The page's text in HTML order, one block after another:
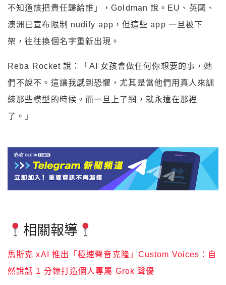
不知道該把責任歸給誰」，Goldman 說。EU、英國、
澳洲已宣布限制 nudify app，但這些 app 一旦被下
架，往往換個名字重新出現。
Reba Rocket 說：「AI 女孩會做任何你想要的事，她
們不說不。這讓我感到恐懼，尤其是當他們用真人來訓
練那些模型的時候。而一旦上了網，就永遠在那裡
了。」
相關報導
馬斯克 xAI 推出「極速聲音克隆」Custom Voices：自
然說話 1 分鐘打造個人專屬 Grok 聲優